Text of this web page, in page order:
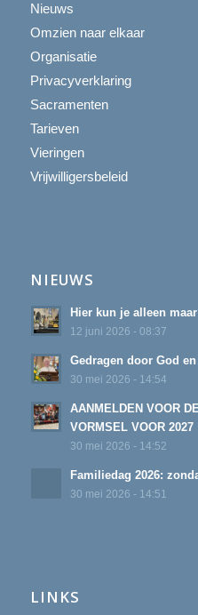
Nieuws
Omzien naar elkaar
Organisatie
Privacyverklaring
Sacramenten
Tarieven
Vieringen
Vrijwilligersbeleid
NIEUWS
Hier kun je alleen
12 juni 2026 - 08:37
Gedragen door God
30 mei 2026 - 14:54
AANMELDEN VOOR
VORMSEL VOOR 2027
30 mei 2026 - 14:52
Familiedag 2026:
30 mei 2026 - 14:51
LINKS